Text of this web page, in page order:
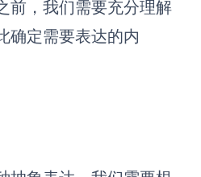
前，我们需要充分理解
确定需要表达的内